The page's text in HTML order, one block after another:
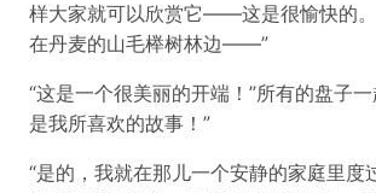
样大家就可以欣赏它——这是很愉快的。
在丹麦的山毛榉树林边——”
“这是一个很美丽的开端！”所有的盘子
是我所喜欢的故事！”
“是的，我就在那儿一个安静的家庭里度